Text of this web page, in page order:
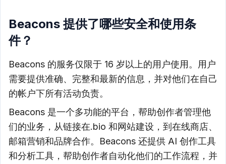
Beacons 提供了哪些安全和使用条
件？
Beacons 的服务仅限于 16 岁以上的用户使用。用户
需要提供准确、完整和最新的信息，并对他们在自己
的帐户下所有活动负责。
Beacons 是一个多功能的平台，帮助创作者管理他
们的业务，从链接在.bio 和网站建设，到在线商店、
邮箱营销和品牌合作。Beacons 还提供 AI 创作工具
和分析工具，帮助创作者自动化他们的工作流程，并